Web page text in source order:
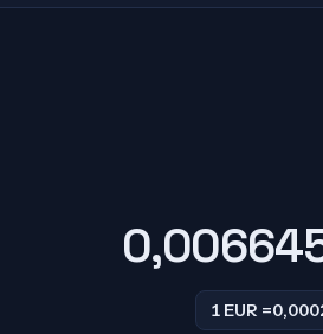
1 EUR =